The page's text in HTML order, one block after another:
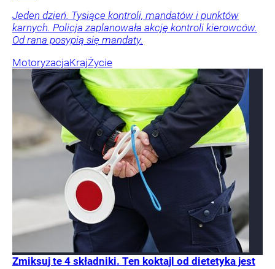
Jeden dzień. Tysiące kontroli, mandatów i punktów
karnych. Policja zaplanowała akcję kontroli kierowców.
Od rana posypią się mandaty.
MotoryzacjaKrajŻycie
Zmiksuj te 4 składniki. Ten koktajl od dietetyka jest